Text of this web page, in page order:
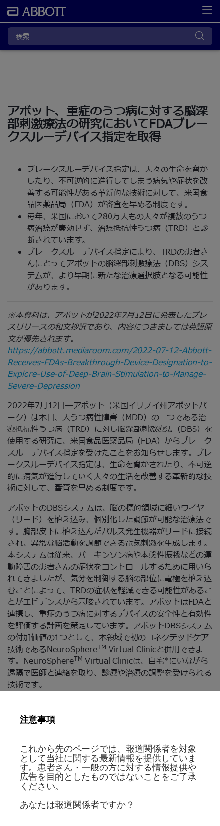
アボット、重症のうつ病に対する脳深
部刺激療法の研究においてFDAブレー
クスルーデバイス指定を取得
ブレークスルーデバイス指定は、人々の生命を脅か
したり、不可逆的に進行してしまう病気や症状を改
善する可能性がある革新的な技術に対して、米国食
品医薬品局（FDA）が審査を早める制度です。
毎年、米国において280万人もの人々が複数のうつ
病治療が奏効せず、治療抵抗性うつ病（TRD）と診
断されています。
ブレークスルーデバイス指定により、TRDの患者さ
んにとってアボットの脳深部刺激療法（DBS）シス
テムが、より早期に新たな治療選択肢となる可能性
があります。
※本資料は、アボットが2022年7月12日に発表したプレ
スリリースの和文抄訳であり、内容につきましては英語原
文が優先されます。
https://abbott.mediaroom.com/2022-07-12-Abbott-
Receives-FDAs-Breakthrough-Device-Designation-to-
Explore-Use-of-Deep-Brain-Stimulation-to-Manage-
Severe-Depression
2022年7月12日―アボット（米国イリノイ州アボットパ
ーク）は本日、大うつ病性障害（MDD）の一つである治
療抵抗性うつ病（TRD）に対し脳深部刺激療法（DBS）を
使用する研究に、米国食品医薬品局（FDA）からブレーク
スルーデバイス指定を受けたことをお知らせします。ブレ
ークスルーデバイス指定は、生命を脅かされたり、不可逆
的に病気が進行していく人々の生活を改善する革新的な技
術に対して、審査を早める制度です。
アボットのDBSシステムは、脳の標的領域に細いワイヤー
（リード）を植え込み、個別化した調節が可能な治療法で
す。胸部皮下に植え込んだパルス発生機器がリードに接続
され、異常な脳活動を調節できる電気刺激を生成します。
本システムは従来、パーキンソン病や本態性振戦などの運
動障害の患者さんの症状をコントロールするために用いら
れてきましたが、気分を制御する脳の部位に電極を植え込
むことによって、TRDの症状を軽減できる可能性があるこ
とがエビデンスから示唆されています。アボットはFDAと
連携し、重症のうつ病に対するデバイスの安全性と有効性
を評価する計画を策定しています。アボットDBSシステム
の付加価値の1つとして、本領域で初のコネクテッドケア
技術であるNeuroSphereTM Virtual Clinicと併用できま
す。NeuroSphereTM Virtual Clinicは、自宅*にいながら
遠隔で医師と連絡を取り、診療や治療の調整を受けられる
技術です。
業、生産性の損失が生じていますが
とって、DBSは、うつ症状に有意な改善をもたらす可能性
対して、抗うつ薬やデバイス治療などの幅広い治療法を利
用することができますが、それにもかかわらず、MDDと
診断される患者さんの最大3分の1（米国では毎年約280万
人）は、4種類の抗うつ治療アプローチ1,2を試しても奏
効が見られず、TRDまたは、治療困難なうつ病を引き起こ
します。治療が失敗するたびに、症状が軽減する可能性が
注意事項
これから先のページでは、報道関係者を対象
として当社に関する最新情報を提供していま
す。患者さん・一般の方に対する情報提供や
広告を目的としたものではないことをご了承
ください。
あなたは報道関係者ですか？